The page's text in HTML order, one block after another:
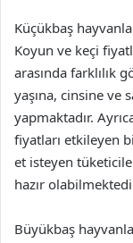
Küçükbaş
Koyun ve keçi
arasında farklılık
yaşına, cinsine ve
yapmaktadır.
fiyatları etkileyen
et isteyen
hazır
Büyükbaş